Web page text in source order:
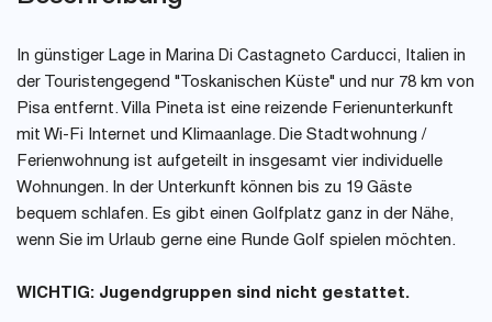
In günstiger Lage in Marina Di Castagneto Carducci, Italien in
der Touristengegend "Toskanischen Küste" und nur 78 km von
Pisa entfernt. Villa Pineta ist eine reizende Ferienunterkunft
mit Wi-Fi Internet und Klimaanlage. Die Stadtwohnung /
Ferienwohnung ist aufgeteilt in insgesamt vier individuelle
Wohnungen. In der Unterkunft können bis zu 19 Gäste
bequem schlafen. Es gibt einen Golfplatz ganz in der Nähe,
wenn Sie im Urlaub gerne eine Runde Golf spielen möchten.
WICHTIG: Jugendgruppen sind nicht gestattet.